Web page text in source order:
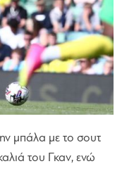
μπάλα με το σουτ
του Γκαν, ενώ